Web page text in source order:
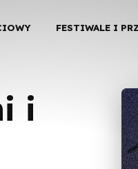
FESTIWALE I
i